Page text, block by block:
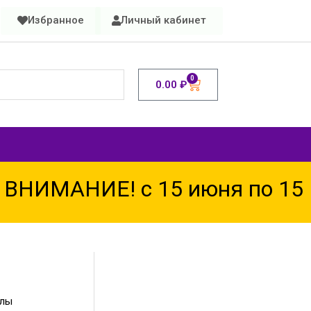
Избранное Личный кабинет
0.00 ₽ 0
с 15 июня по 15